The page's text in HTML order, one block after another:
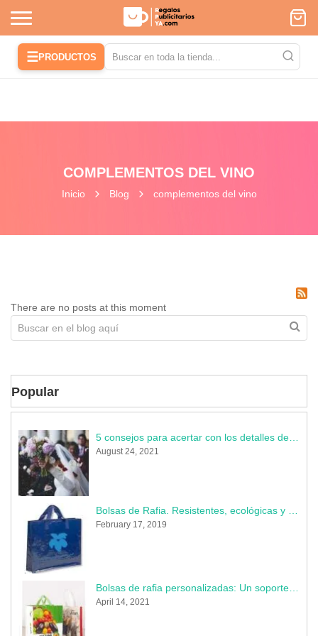
☰PRODUCTOS
COMPLEMENTOS DEL VINO
Inicio Blog complementos del vino
There are no posts at this moment
Popular
August 24, 2021
February 17, 2019
April 14, 2021